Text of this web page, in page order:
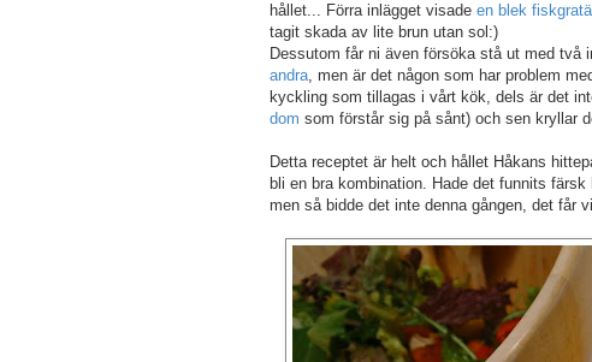
hållet... Förra inlägget visade en blek
tagit skada av lite brun utan sol:)
Dessutom får ni även försöka stå ut med två
andra, men är det någon som har problem
kyckling som tillagas i vårt kök, dels är det
dom som förstår sig på sånt) och sen kryllar
Detta receptet är helt och hållet Håkans
bli en bra kombination. Hade det funnits
men så bidde det inte denna gången, det får